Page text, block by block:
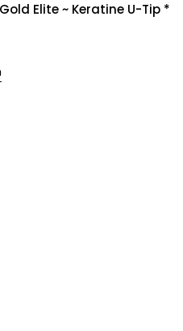
Elite ~ Keratine U-Tip *